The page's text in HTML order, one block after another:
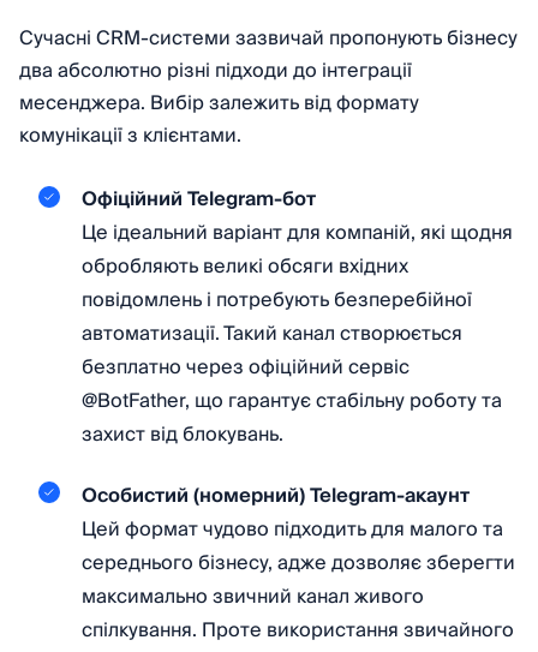
Сучасні CRM-системи зазвичай пропонують бізнесу
два абсолютно різні підходи до інтеграції
месенджера. Вибір залежить від формату
комунікації з клієнтами.
Офіційний Telegram-бот
Це ідеальний варіант для компаній, які щодня
обробляють великі обсяги вхідних
повідомлень і потребують безперебійної
автоматизації. Такий канал створюється
безплатно через офіційний сервіс
@BotFather, що гарантує стабільну роботу та
захист від блокувань.
Особистий (номерний) Telegram-акаунт
Цей формат чудово підходить для малого та
середнього бізнесу, адже дозволяє зберегти
максимально звичний канал живого
спілкування. Проте використання звичайного